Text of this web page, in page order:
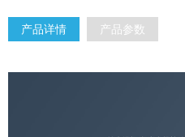
产品详情 产品参数